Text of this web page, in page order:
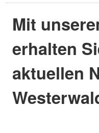
Mit
erhalten
aktuellen